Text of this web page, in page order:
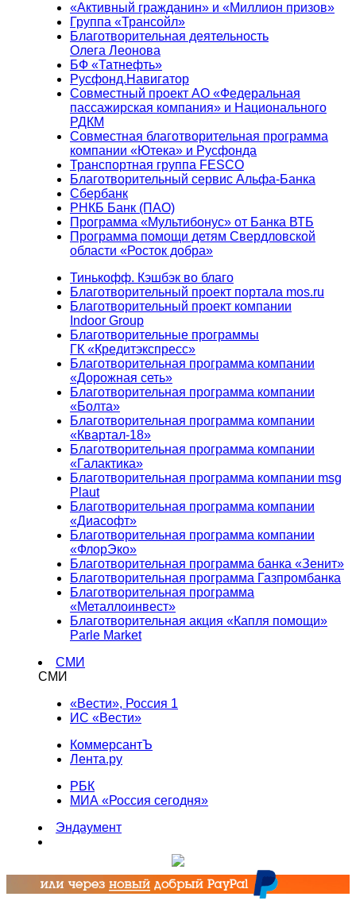
«Активный гражданин» и «Миллион призов»
Группа «Трансойл»
Благотворительная деятельность
Олега Леонова
БФ «Татнефть»
Русфонд.Навигатор
Совместный проект АО «Федеральная
пассажирская компания» и Национального
РДКМ
Совместная благотворительная программа
компании «Ютека» и Русфонда
Транспортная группа FESCO
Благотворительный сервис Альфа-Банка
Сбербанк
РНКБ Банк (ПАО)
Программа «Мультибонус» от Банка ВТБ
Программа помощи детям Свердловской
области «Росток добра»
Тинькофф. Кэшбэк во благо
Благотворительный проект портала mos.ru
Благотворительный проект компании
Indoor Group
Благотворительные программы
ГК «Кредитэкспресс»
Благотворительная программа компании
«Дорожная сеть»
Благотворительная программа компании
«Болта»
Благотворительная программа компании
«Квартал-18»
Благотворительная программа компании
«Галактика»
Благотворительная программа компании msg
Plaut
Благотворительная программа компании
«Диасофт»
Благотворительная программа компании
«ФлорЭко»
Благотворительная программа банка «Зенит»
Благотворительная программа Газпромбанка
Благотворительная программа
«Металлоинвест»
Благотворительная акция «Капля помощи»
Parle Market
СМИ
СМИ
«Вести», Россия 1
ИС «Вести»
КоммерсантЪ
Лента.ру
РБК
МИА «Россия сегодня»
Эндаумент